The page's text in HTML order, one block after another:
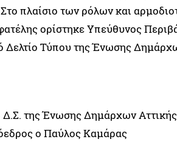
πλαίσιο των ρόλων και
ορίστηκε Υπεύθυνος
Δελτίο Τύπου της Ένωσης
της Ένωσης Δημάρχων Αττικής
ο Παύλος Καμάρας